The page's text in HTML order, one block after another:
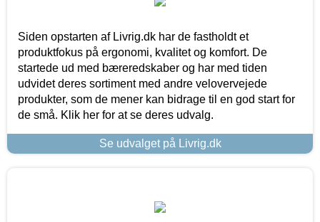
Siden opstarten af Livrig.dk har de fastholdt et
produktfokus på ergonomi, kvalitet og komfort. De
startede ud med bæreredskaber og har med tiden
udvidet deres sortiment med andre velovervejede
produkter, som de mener kan bidrage til en god start for
de små. Klik her for at se deres udvalg.
Se udvalget på Livrig.dk